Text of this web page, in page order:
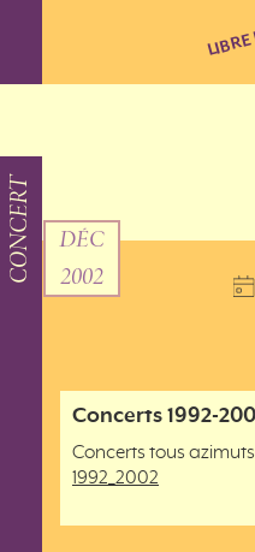
CONCERT
DÉC
2002
Concerts 1992-
Concerts tous
1992_2002